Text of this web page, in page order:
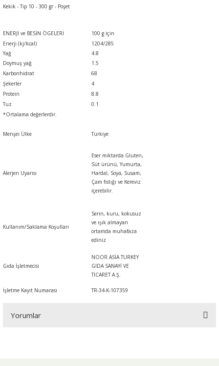
Kekik - Tip 10 - 300 gr - Poşet
ENERJİ ve BESİN ÖGELERİ
100 g için
Enerji (kj/kcal)
1204/285
Yağ
4.8
Doymuş yağ
1.5
Karbonhidrat
68
Şekerler
4
Protein
8.8
Tuz
0.1
*Ortalama değerlerdir.
Menşei Ülke Türkiye
Alerjen Uyarısı
Eser miktarda Gluten,
Süt ürünü, Yumurta,
Hardal, Soya, Susam,
Çam fıstığı ve Kereviz
içerebilir.
Kullanım/Saklama Koşulları
Serin, kuru, kokusuz
ve ışık almayan
ortamda muhafaza
ediniz
Gıda İşletmecisi
NOOR ASİA TURKEY
GIDA SANAYİ VE
TİCARET A.Ş.
İşletme Kayıt Numarası TR-34-K-107359
Yorumlar